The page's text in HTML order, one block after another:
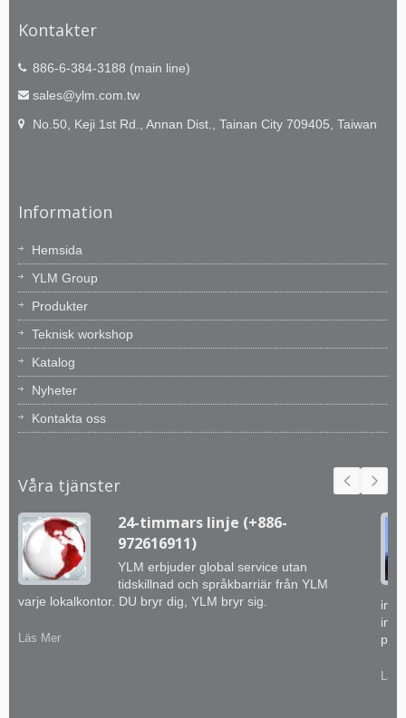
Kontakter
886-6-384-3188 (main line)
sales@ylm.com.tw
No.50, Keji 1st Rd., Annan Dist., Tainan City 709405, Taiwan
Information
Hemsida
YLM Group
Produkter
Teknisk workshop
Katalog
Nyheter
Kontakta oss
Våra tjänster
24-timmars linje (+886-
972616911)
YLM erbjuder global service utan
tidskillnad och språkbarriär från YLM
varje lokalkontor. DU bryr dig, YLM bryr sig.
Läs Mer
Läs